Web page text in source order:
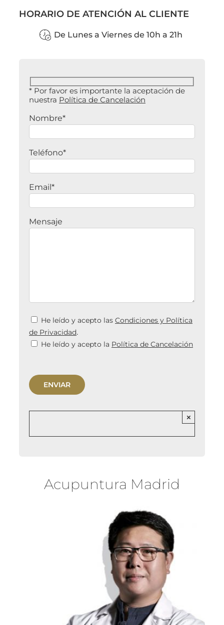
HORARIO DE ATENCIÓN AL CLIENTE
De Lunes a Viernes de 10h a 21h
* Por favor es importante la aceptación de
nuestra Política de Cancelación
Nombre*
Teléfono*
Email*
Mensaje
He leído y acepto las Condiciones y Política
de Privacidad.
He leído y acepto la Política de Cancelación
×
Acupuntura Madrid